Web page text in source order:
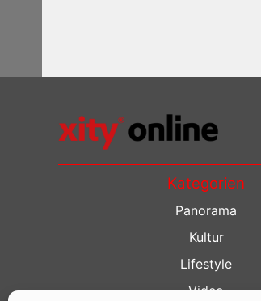
Kategorien
Panorama
Kultur
Lifestyle
Video